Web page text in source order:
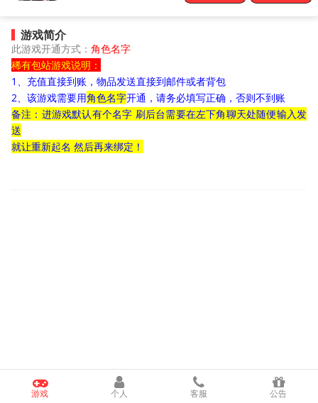
游戏简介
此游戏开通方式： 角色名字
稀有包站游戏说明：
1、充值直接到账，物品发送直接到邮件或者背包
2、该游戏需要用角色名字开通，请务必填写正确，否则不到账
备注：进游戏默认有个名字 刷后台需要在左下角聊天处随便输入发
送
就让重新起名 然后再来绑定！
游戏 个人 客服 公告